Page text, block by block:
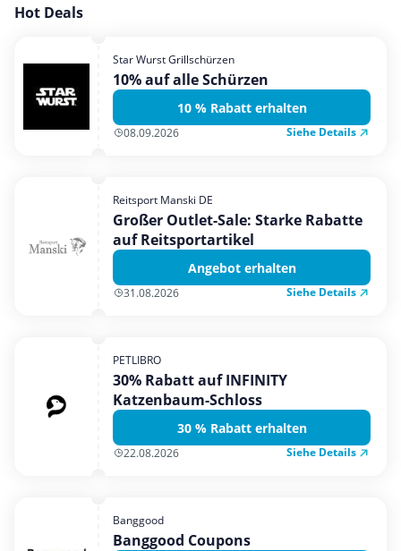
Garten, Haushalt & Tiere
Mobilfunk & Internet
Mode & Accessoires
Shopping
Urlaub & Reise
Hot Deals
Star Wurst Grillschürzen
10% auf alle Schürzen
10 % Rabatt erhalten
08.09.2026 Siehe Details
Reitsport Manski DE
Großer Outlet-Sale: Starke Rabatte
auf Reitsportartikel
Angebot erhalten
31.08.2026 Siehe Details
PETLIBRO
30% Rabatt auf INFINITY
Katzenbaum-Schloss
30 % Rabatt erhalten
22.08.2026 Siehe Details
Banggood
Banggood Coupons